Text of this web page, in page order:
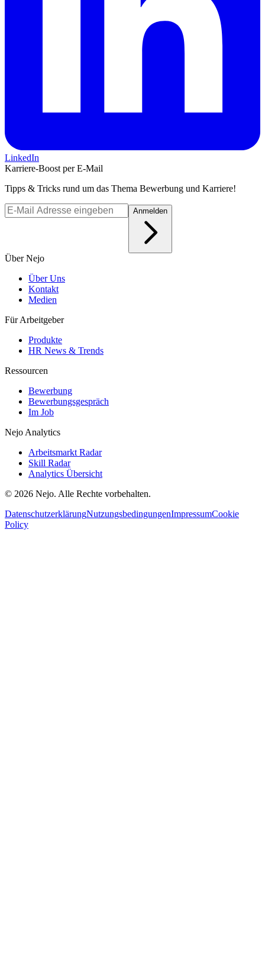
LinkedIn
Karriere-Boost per E-Mail
Tipps & Tricks rund um das Thema Bewerbung und Karriere!
Anmelden
Über Nejo
Über Uns
Kontakt
Medien
Für Arbeitgeber
Produkte
HR News & Trends
Ressourcen
Bewerbung
Bewerbungsgespräch
Im Job
Nejo Analytics
Arbeitsmarkt Radar
Skill Radar
Analytics Übersicht
© 2026 Nejo. Alle Rechte vorbehalten.
DatenschutzerklärungNutzungsbedingungenImpressumCookie
Policy